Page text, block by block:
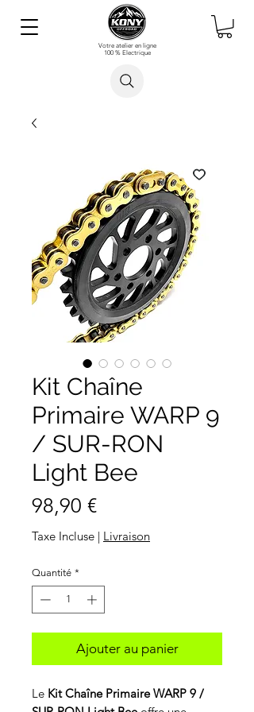
Votre atelier en ligne
100 % Electrique
Kit Chaîne
Primaire WARP 9
/ SUR-RON
Light Bee
98,90 €Prix
Taxe Incluse | Livraison
Quantité *
Ajouter au panier
Le Kit Chaîne Primaire WARP 9 /